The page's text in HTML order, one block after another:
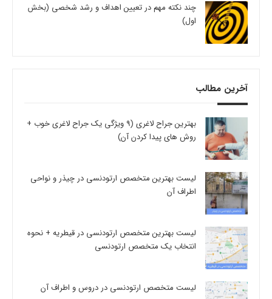
چند نکته مهم در تعیین اهداف و رشد شخصی (بخش
اول)
آخرین مطالب
بهترین جراح لاغری (9 ویژگی یک جراح لاغری خوب +
روش های پیدا کردن آن)
لیست بهترین متخصص ارتودنسی در چیذر و نواحی
اطراف آن
لیست بهترین متخصص ارتودنسی در قیطریه + نحوه
انتخاب یک متخصص ارتودنسی
لیست متخصص ارتودنسی در دروس و اطراف آن